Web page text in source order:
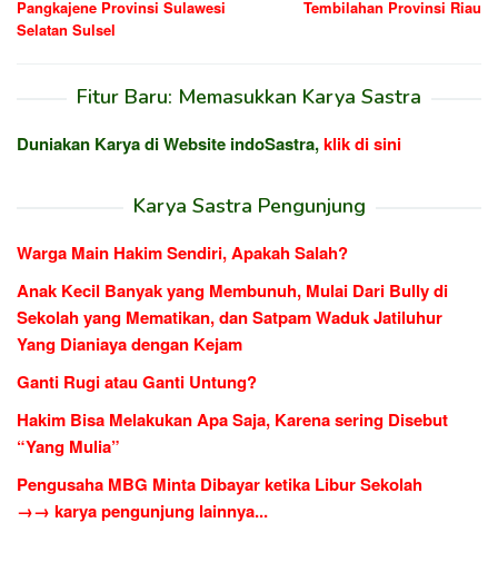
Pangkajene Provinsi Sulawesi
Selatan Sulsel
Tembilahan Provinsi Riau
Fitur Baru: Memasukkan Karya Sastra
Duniakan Karya di Website indoSastra,klik di sini
Karya Sastra Pengunjung
Warga Main Hakim Sendiri, Apakah Salah?
Anak Kecil Banyak yang Membunuh, Mulai Dari Bully di
Sekolah yang Mematikan, dan Satpam Waduk Jatiluhur
Yang Dianiaya dengan Kejam
Ganti Rugi atau Ganti Untung?
Hakim Bisa Melakukan Apa Saja, Karena sering Disebut
“Yang Mulia”
Pengusaha MBG Minta Dibayar ketika Libur Sekolah
→→ karya pengunjung lainnya...